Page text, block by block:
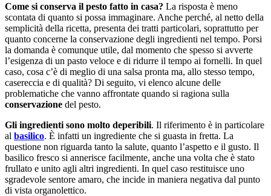
Come si conserva il pesto fatto in casa? La risposta è meno
scontata di quanto si possa immaginare. Anche perché, al netto della
semplicità della ricetta, presenta dei tratti particolari, soprattutto per
quanto concerne la conservazione degli ingredienti nel tempo. Porsi
la domanda è comunque utile, dal momento che spesso si avverte
l’esigenza di un pasto veloce e di ridurre il tempo ai fornelli. In quel
caso, cosa c’è di meglio di una salsa pronta ma, allo stesso tempo,
casereccia e di qualità? Di seguito, vi elenco alcune delle
problematiche che vanno affrontate quando si ragiona sulla
conservazione del pesto.
Gli ingredienti sono molto deperibili. Il riferimento è in particolare
al basilico. È infatti un ingrediente che si guasta in fretta. La
questione non riguarda tanto la salute, quanto l’aspetto e il gusto. Il
basilico fresco si annerisce facilmente, anche una volta che è stato
frullato e unito agli altri ingredienti. In quel caso restituisce uno
sgradevole sentore amaro, che incide in maniera negativa dal punto
di vista organolettico.